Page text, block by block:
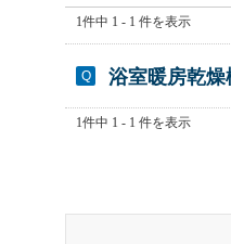
1件中 1 - 1 件を表示
浴室暖房乾燥
1件中 1 - 1 件を表示